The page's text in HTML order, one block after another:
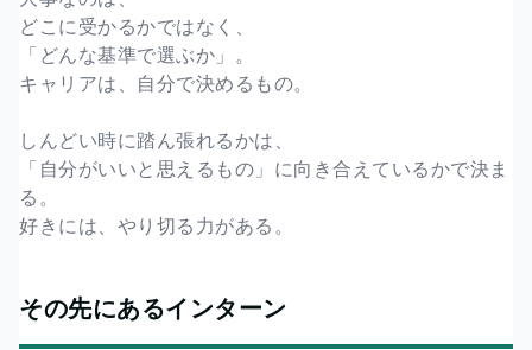
どこに受かるかではなく、
「どんな基準で選ぶか」。
キャリアは、自分で決めるもの。
しんどい時に踏ん張れるかは、
「自分がいいと思えるもの」に向き合えているかで決ま
る。
好きには、やり切る力がある。
その先にあるインターン